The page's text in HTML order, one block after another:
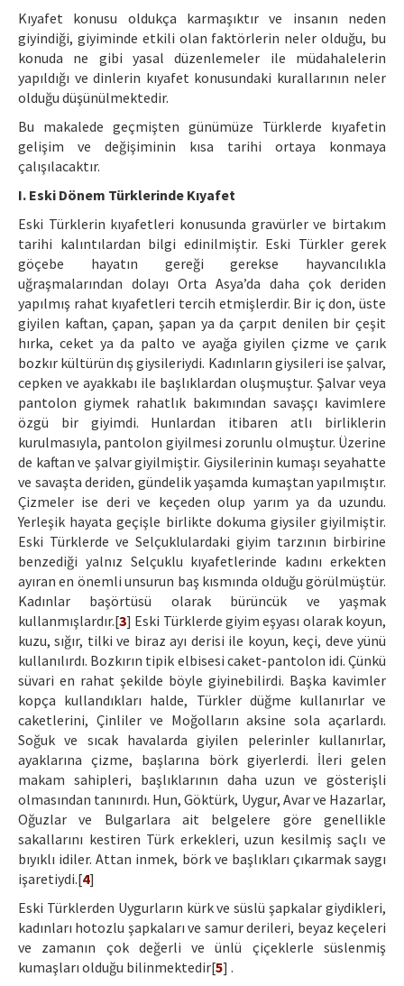
Kıyafet konusu oldukça karmaşıktır ve insanın neden
giyindiği, giyiminde etkili olan faktörlerin neler olduğu, bu
konuda ne gibi yasal düzenlemeler ile müdahalelerin
yapıldığı ve dinlerin kıyafet konusundaki kurallarının neler
olduğu düşünülmektedir.
Bu makalede geçmişten günümüze Türklerde kıyafetin
gelişim ve değişiminin kısa tarihi ortaya konmaya
çalışılacaktır.
I. Eski Dönem Türklerinde Kıyafet
Eski Türklerin kıyafetleri konusunda gravürler ve birtakım
tarihi kalıntılardan bilgi edinilmiştir. Eski Türkler gerek
göçebe hayatın gereği gerekse hayvancılıkla
uğraşmalarından dolayı Orta Asya’da daha çok deriden
yapılmış rahat kıyafetleri tercih etmişlerdir. Bir iç don, üste
giyilen kaftan, çapan, şapan ya da çarpıt denilen bir çeşit
hırka, ceket ya da palto ve ayağa giyilen çizme ve çarık
bozkır kültürün dış giysileriydi. Kadınların giysileri ise şalvar,
cepken ve ayakkabı ile başlıklardan oluşmuştur. Şalvar veya
pantolon giymek rahatlık bakımından savaşçı kavimlere
özgü bir giyimdi. Hunlardan itibaren atlı birliklerin
kurulmasıyla, pantolon giyilmesi zorunlu olmuştur. Üzerine
de kaftan ve şalvar giyilmiştir. Giysilerinin kumaşı seyahatte
ve savaşta deriden, gündelik yaşamda kumaştan yapılmıştır.
Çizmeler ise deri ve keçeden olup yarım ya da uzundu.
Yerleşik hayata geçişle birlikte dokuma giysiler giyilmiştir.
Eski Türklerde ve Selçuklulardaki giyim tarzının birbirine
benzediği yalnız Selçuklu kıyafetlerinde kadını erkekten
ayıran en önemli unsurun baş kısmında olduğu görülmüştür.
Kadınlar başörtüsü olarak bürüncük ve yaşmak
kullanmışlardır.[3] Eski Türklerde giyim eşyası olarak koyun,
kuzu, sığır, tilki ve biraz ayı derisi ile koyun, keçi, deve yünü
kullanılırdı. Bozkırın tipik elbisesi caket-pantolon idi. Çünkü
süvari en rahat şekilde böyle giyinebilirdi. Başka kavimler
kopça kullandıkları halde, Türkler düğme kullanırlar ve
caketlerini, Çinliler ve Moğolların aksine sola açarlardı.
Soğuk ve sıcak havalarda giyilen pelerinler kullanırlar,
ayaklarına çizme, başlarına börk giyerlerdi. İleri gelen
makam sahipleri, başlıklarının daha uzun ve gösterişli
olmasından tanınırdı. Hun, Göktürk, Uygur, Avar ve Hazarlar,
Oğuzlar ve Bulgarlara ait belgelere göre genellikle
sakallarını kestiren Türk erkekleri, uzun kesilmiş saçlı ve
bıyıklı idiler. Attan inmek, börk ve başlıkları çıkarmak saygı
işaretiydi.[4]
Eski Türklerden Uygurların kürk ve süslü şapkalar giydikleri,
kadınları hotozlu şapkaları ve samur derileri, beyaz keçeleri
ve zamanın çok değerli ve ünlü çiçeklerle süslenmiş
kumaşları olduğu bilinmektedir[5] .